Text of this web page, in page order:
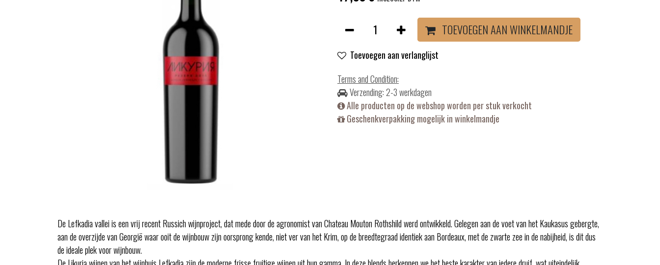
TOEVOEGEN AAN WINKELMANDJE
Toevoegen aan verlanglijst
Terms and Condition:
Verzending: 2-3 werkdagen
Alle producten op de webshop worden per stuk verkocht
Geschenkverpakking mogelijk in winkelmandje
De Lefkadia vallei is een vrij recent Russich wijnproject, dat mede door de agronomist van Chateau Mouton Rothshild werd ontwikkeld. Gelegen aan de voet van het Kaukasus gebergte,
aan de overzijde van Georgië waar ooit de wijnbouw zijn oorsprong kende, niet ver van het Krim, op de breedtegraad identiek aan Bordeaux, met de zwarte zee in de nabijheid, is dit dus
de ideale plek voor wijnbouw.